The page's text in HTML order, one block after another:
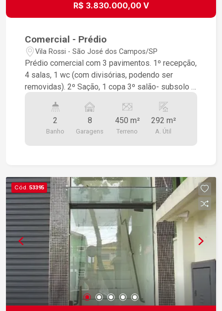
R$ 3.830.000,00 V
Comercial - Prédio
Vila Rossi - São José dos Campos/SP
Prédio comercial com 3 pavimentos. 1º recepção,
4 salas, 1 wc (com divisórias, podendo ser
removidas). 2º Sação, 1 copa 3º salão- subsolo 1
2
Banho
8
Garagens
450 m²
Terreno
292 m²
A. Útil
Cód. 53395